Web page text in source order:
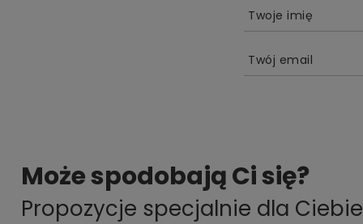
Twoje imię
Twój email
Może spodobają Ci się?
Propozycje specjalnie dla Ciebie